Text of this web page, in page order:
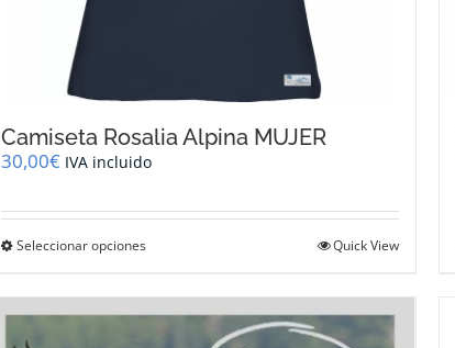
Camiseta Rosalia Alpina MUJER
30,00€ IVA incluido
Seleccionar opciones
múltiples
variantes.
Quick View